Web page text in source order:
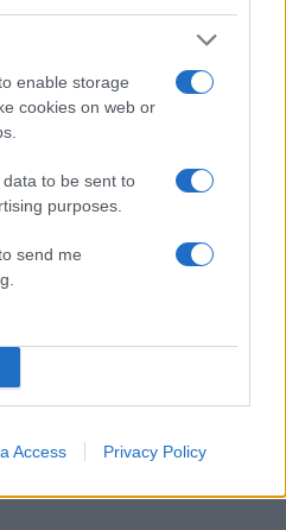
enable storage
cookies on web or
to be sent to
purposes.
send me
Access Privacy Policy
Γρηγόρη Μόργκαν:
σαν κι αυτή, έναν